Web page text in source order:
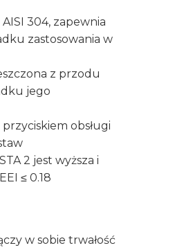
304, zapewnia
zastosowania w
z przodu
jego
obsługi
2 jest wyższa i
≤ 0.18
w sobie trwałość